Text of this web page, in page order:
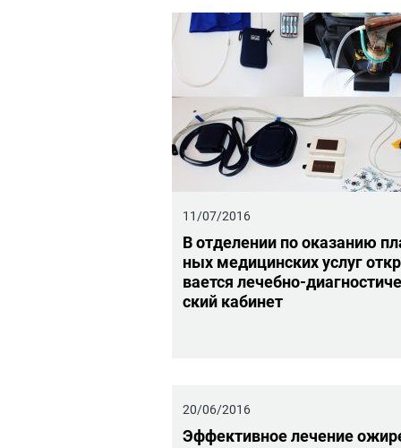
11/07/2016
В от­де­ле­нии по ока­за­нию
ных ме­ди­цин­ских услуг
ва­ет­ся ле­чеб­но-
ский ка­би­нет
20/06/2016
Эф­фек­тив­ное ле­че­ние